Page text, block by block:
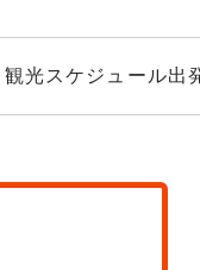
観光スケジュール出